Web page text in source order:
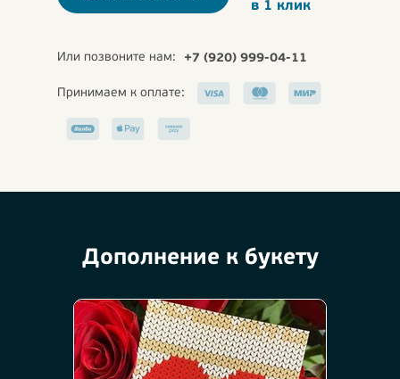
в 1 клик
Или позвоните нам: +7 (920) 999-04-11
Принимаем к оплате:
Дополнение к букету